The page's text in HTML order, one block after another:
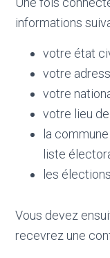
informations
votre état
votre
votre
votre lieu
la
liste
les
Vous devez
recevrez une